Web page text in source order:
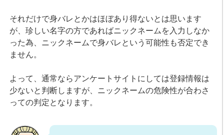
それだけで身バレとかはほぼあり得ないとは思います
が、珍しい名字の方であればニックネームを入力しなか
った為、ニックネームで身バレという可能性も否定でき
ません。
よって、通常ならアンケートサイトにしては登録情報は
少ないと判断しますが、ニックネームの危険性が合わさ
っての判定となります。